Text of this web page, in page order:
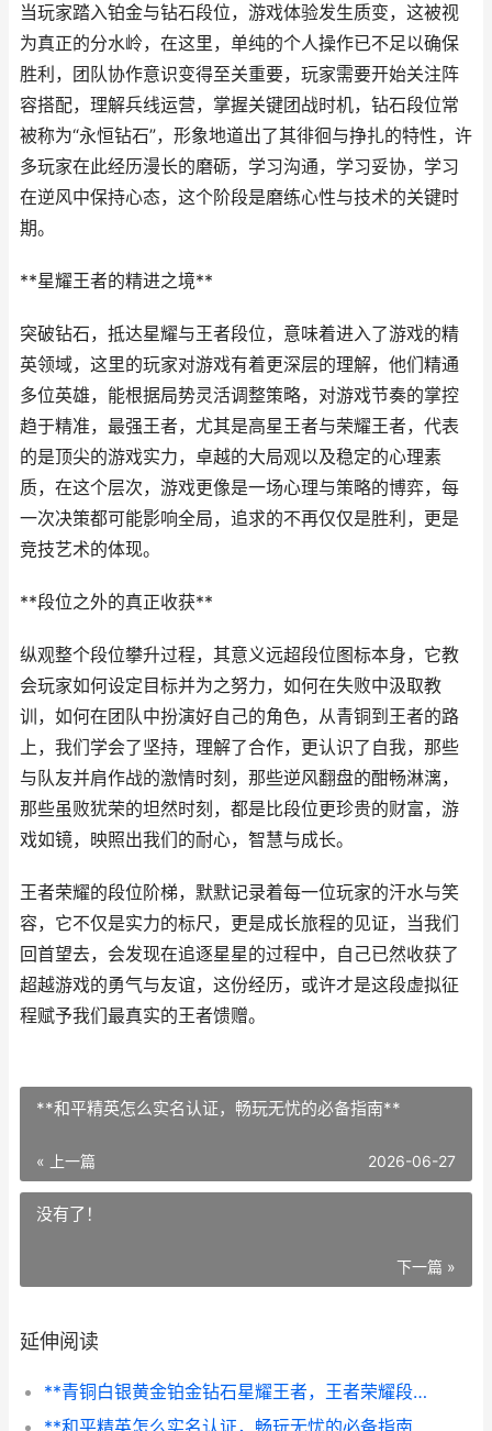
当玩家踏入铂金与钻石段位，游戏体验发生质变，这被视
为真正的分水岭，在这里，单纯的个人操作已不足以确保
胜利，团队协作意识变得至关重要，玩家需要开始关注阵
容搭配，理解兵线运营，掌握关键团战时机，钻石段位常
被称为“永恒钻石”，形象地道出了其徘徊与挣扎的特性，许
多玩家在此经历漫长的磨砺，学习沟通，学习妥协，学习
在逆风中保持心态，这个阶段是磨练心性与技术的关键时
期。
**星耀王者的精进之境**
突破钻石，抵达星耀与王者段位，意味着进入了游戏的精
英领域，这里的玩家对游戏有着更深层的理解，他们精通
多位英雄，能根据局势灵活调整策略，对游戏节奏的掌控
趋于精准，最强王者，尤其是高星王者与荣耀王者，代表
的是顶尖的游戏实力，卓越的大局观以及稳定的心理素
质，在这个层次，游戏更像是一场心理与策略的博弈，每
一次决策都可能影响全局，追求的不再仅仅是胜利，更是
竞技艺术的体现。
**段位之外的真正收获**
纵观整个段位攀升过程，其意义远超段位图标本身，它教
会玩家如何设定目标并为之努力，如何在失败中汲取教
训，如何在团队中扮演好自己的角色，从青铜到王者的路
上，我们学会了坚持，理解了合作，更认识了自我，那些
与队友并肩作战的激情时刻，那些逆风翻盘的酣畅淋漓，
那些虽败犹荣的坦然时刻，都是比段位更珍贵的财富，游
戏如镜，映照出我们的耐心，智慧与成长。
王者荣耀的段位阶梯，默默记录着每一位玩家的汗水与笑
容，它不仅是实力的标尺，更是成长旅程的见证，当我们
回首望去，会发现在追逐星星的过程中，自己已然收获了
超越游戏的勇气与友谊，这份经历，或许才是这段虚拟征
程赋予我们最真实的王者馈赠。
**和平精英怎么实名认证，畅玩无忧的必备指南**
« 上一篇 2026-06-27
没有了！
下一篇 »
延伸阅读
**青铜白银黄金铂金钻石星耀王者，王者荣耀段位征程与成长启示**